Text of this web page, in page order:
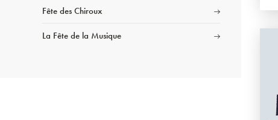
Fête des Chiroux
La Fête de la Musique